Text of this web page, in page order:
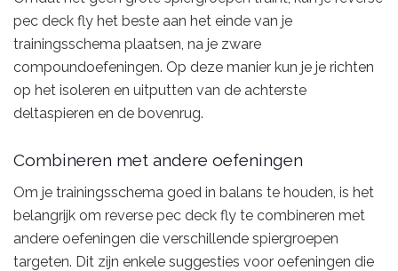
pec deck fly het beste aan het einde van je
trainingsschema plaatsen, na je zware
compoundoefeningen. Op deze manier kun je je richten
op het isoleren en uitputten van de achterste
deltaspieren en de bovenrug.
Combineren met andere oefeningen
Om je trainingsschema goed in balans te houden, is het
belangrijk om reverse pec deck fly te combineren met
andere oefeningen die verschillende spiergroepen
targeten. Dit zijn enkele suggesties voor oefeningen die